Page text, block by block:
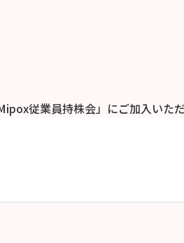
従業員持株会」にご加入いただ